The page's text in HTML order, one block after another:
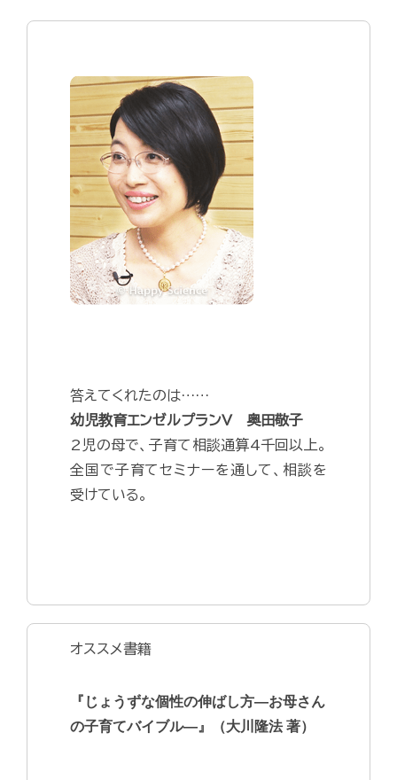
答えてくれたのは……
幼児教育エンゼルプランV 奥田敬子
2児の母で、子育て相談通算4千回以上。
全国で子育てセミナーを通して、相談を
受けている。
オススメ書籍
『じょうずな個性の伸ばし方―お母さん
の子育てバイブル―』（大川隆法 著）